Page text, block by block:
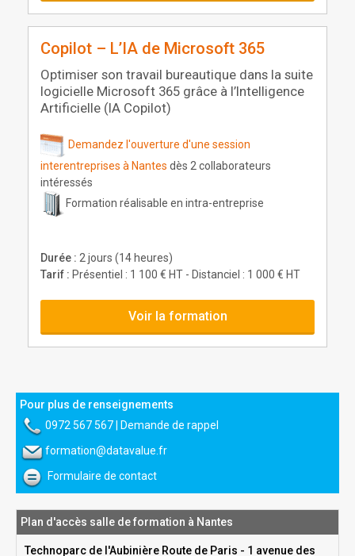
Copilot – L’IA de Microsoft 365
Optimiser son travail bureautique dans la suite
logicielle Microsoft 365 grâce à l’Intelligence
Artificielle (IA Copilot)
Demandez l'ouverture d'une session
interentreprises à Nantes dès 2 collaborateurs
intéressés
Formation réalisable en intra-entreprise
Durée : 2 jours (14 heures)
Tarif : Présentiel : 1 100 € HT - Distanciel : 1 000 € HT
Voir la formation
Pour plus de renseignements
0972 567 567
Demande de rappel
formation@datavalue.fr
Formulaire de contact
Plan d'accès salle de formation à Nantes
Technoparc de l'Aubinière Route de Paris - 1 avenue des